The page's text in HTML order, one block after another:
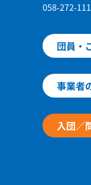
058-272-
団員・
事業者
入団／